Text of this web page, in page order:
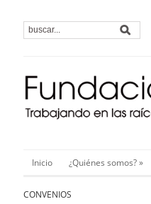
Inicio ¿Quiénes somos?»
CONVENIOS